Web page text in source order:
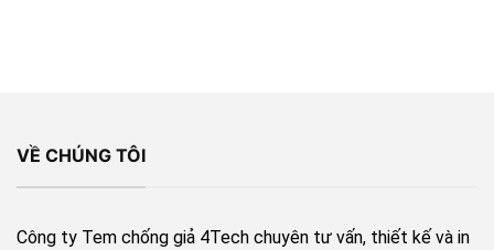
VỀ CHÚNG TÔI
Công ty Tem chống giả 4Tech chuyên tư vấn, thiết kế và in